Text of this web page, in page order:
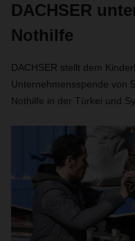
DACHSER
Nothilfe
DACHSER stellt dem
Unternehmensspende von
Nothilfe in der Türkei und